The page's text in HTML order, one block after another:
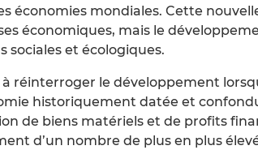
économies mondiales. Cette
économiques, mais le
sociales et écologiques.
réinterroger le développement
historiquement datée et
de biens matériels et de profits
d’un nombre de plus en plus